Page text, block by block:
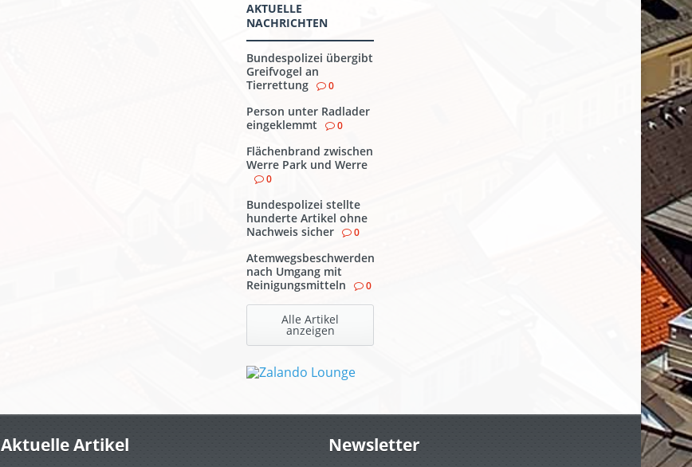
AKTUELLE
NACHRICHTEN
Bundespolizei übergibt
Greifvogel an
Tierrettung
0
Person unter Radlader
eingeklemmt
0
Flächenbrand zwischen
Werre Park und Werre
0
Bundespolizei stellte
hunderte Artikel ohne
Nachweis sicher
0
Atemwegsbeschwerden
nach Umgang mit
Reinigungsmitteln
0
Alle Artikel
anzeigen
Aktuelle Artikel Newsletter